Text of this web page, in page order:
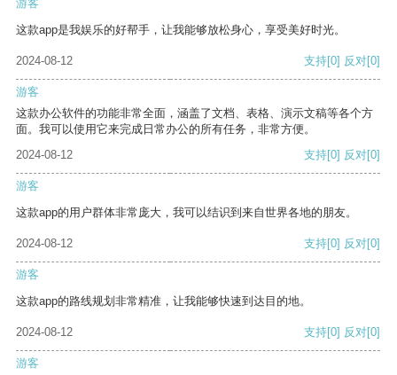
游客
这款app是我娱乐的好帮手，让我能够放松身心，享受美好时光。
2024-08-12 支持[0] 反对[0]
游客
这款办公软件的功能非常全面，涵盖了文档、表格、演示文稿等各个方
面。我可以使用它来完成日常办公的所有任务，非常方便。
2024-08-12
支持[0] 反对[0]
游客
这款app的用户群体非常庞大，我可以结识到来自世界各地的朋友。
2024-08-12 支持[0] 反对[0]
游客
这款app的路线规划非常精准，让我能够快速到达目的地。
2024-08-12 支持[0] 反对[0]
游客